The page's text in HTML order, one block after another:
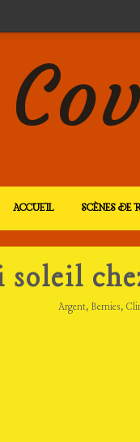
ACCUEIL SCÈNES DE
soleil
Argent, Bernies,